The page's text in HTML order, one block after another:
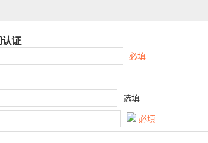
认证
必填
选填
必填